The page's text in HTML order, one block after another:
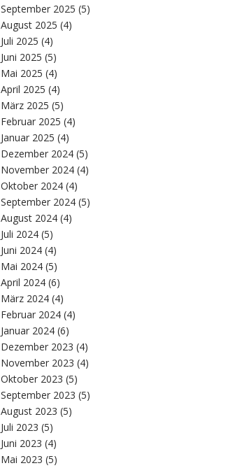
September 2025 (5)
August 2025 (4)
Juli 2025 (4)
Juni 2025 (5)
Mai 2025 (4)
April 2025 (4)
März 2025 (5)
Februar 2025 (4)
Januar 2025 (4)
Dezember 2024 (5)
November 2024 (4)
Oktober 2024 (4)
September 2024 (5)
August 2024 (4)
Juli 2024 (5)
Juni 2024 (4)
Mai 2024 (5)
April 2024 (6)
März 2024 (4)
Februar 2024 (4)
Januar 2024 (6)
Dezember 2023 (4)
November 2023 (4)
Oktober 2023 (5)
September 2023 (5)
August 2023 (5)
Juli 2023 (5)
Juni 2023 (4)
Mai 2023 (5)